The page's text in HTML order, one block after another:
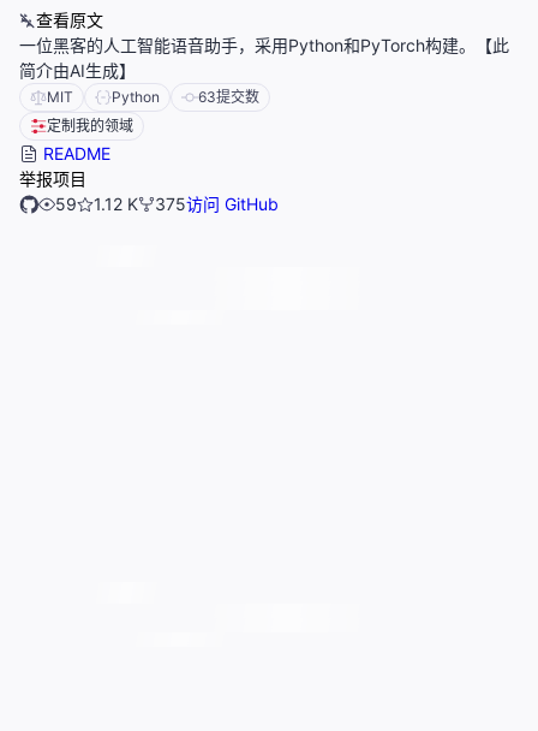
查看原文
一位黑客的人工智能语音助手，采用Python和PyTorch构建。【此
简介由AI生成】
MIT Python 63提交数
定制我的领域
README
举报项目
59
1.12 K 375访问 GitHub